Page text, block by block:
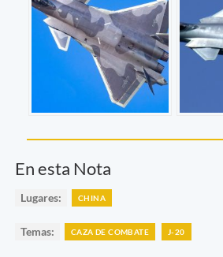
En esta Nota
Lugares: CHINA
Temas: CAZA DE COMBATE J-20